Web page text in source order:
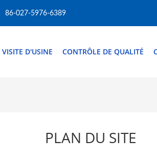
86-027-5976-6389
VISITE D'USINE CONTRÔLE DE QUALITÉ
PLAN DU SITE